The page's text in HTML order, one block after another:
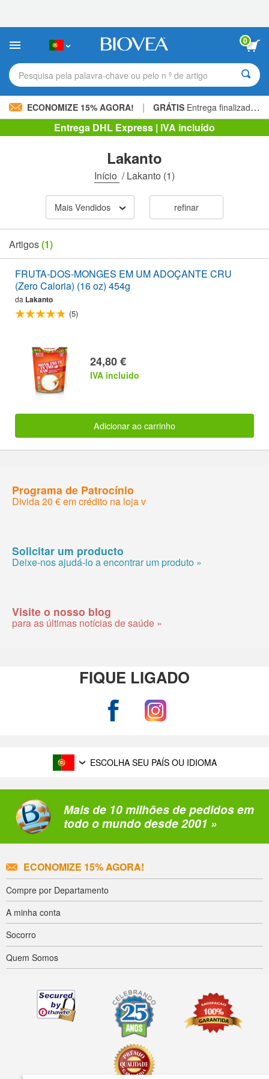
site
um
de
acessibilidade.
0
Pesquisa pela palavra-chave ou pelo n º de artigo
ECONOMIZE 15% AGORA! | GRÁTIS Entrega finalizada 60,00 € »
Entrega DHL Express | IVA incluído
Lakanto
Início /Lakanto (1)
Mais Vendidos refinar
Artigos(1)
FRUTA-DOS-MONGES EM UM ADOÇANTE CRU
(Zero Caloria) (16 oz) 454g
da Lakanto
(5)
24,80 €
IVA incluido
Adicionar ao carrinho
Programa de Patrocínio
Divida 20 € em crédito na loja v
Solicitar um producto
Deixe-nos ajudá-lo a encontrar um produto »
Visite o nosso blog
para as últimas notícias de saúde »
FIQUE LIGADO
ESCOLHA SEU PAÍS OU IDIOMA
Mais de 10 milhões de pedidos em
todo o mundo desde 2001 »
ECONOMIZE 15% AGORA!
Compre por Departamento
A minha conta
Socorro
Quem Somos